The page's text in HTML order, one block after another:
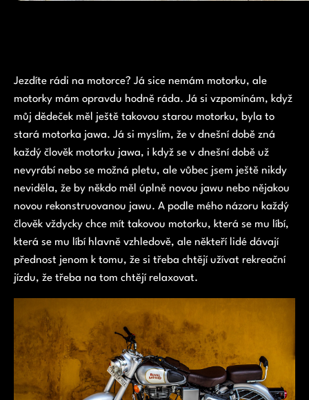
Jezdíte rádi na motorce? Já sice nemám motorku, ale
motorky mám opravdu hodně ráda. Já si vzpomínám, když
můj dědeček měl ještě takovou starou motorku, byla to
stará motorka jawa. Já si myslím, že v dnešní době zná
každý člověk motorku jawa, i když se v dnešní době už
nevyrábí nebo se možná pletu, ale vůbec jsem ještě nikdy
neviděla, že by někdo měl úplně novou jawu nebo nějakou
novou rekonstruovanou jawu. A podle mého názoru každý
člověk vždycky chce mít takovou motorku, která se mu líbí,
která se mu líbí hlavně vzhledově, ale někteří lidé dávají
přednost jenom k tomu, že si třeba chtějí užívat rekreační
jízdu, že třeba na tom chtějí relaxovat.